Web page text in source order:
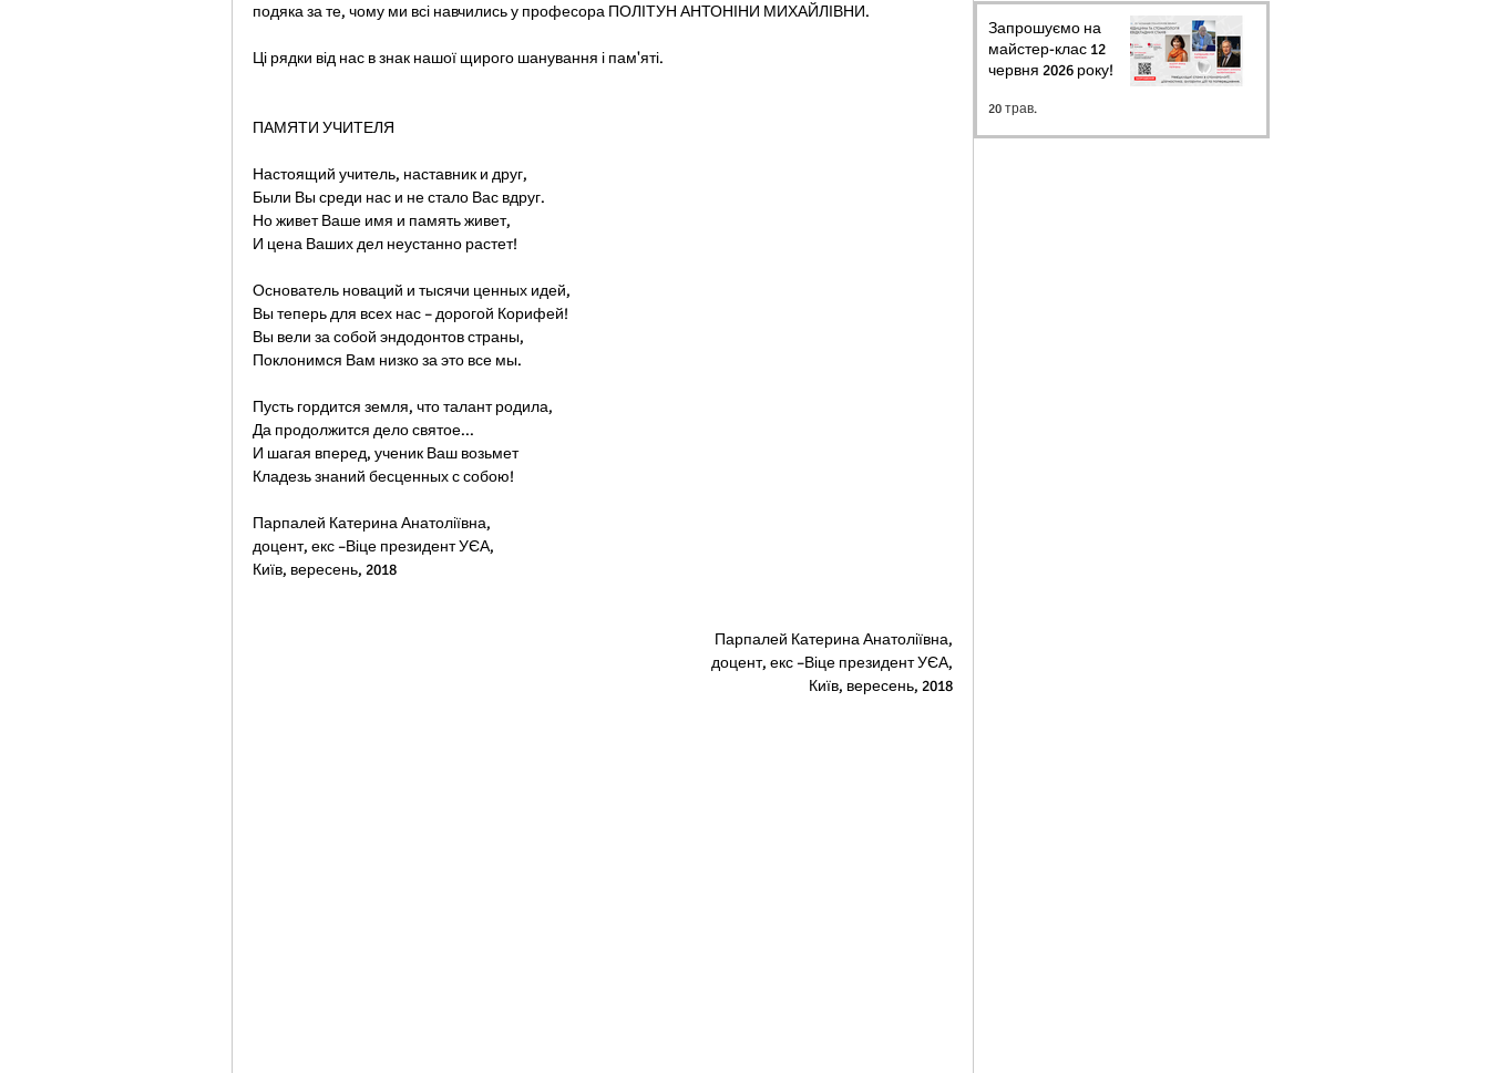
подяка за те, чому ми всі навчились у професора ПОЛІТУН АНТОНІНИ МИХАЙЛІВНИ.
Ці рядки від нас в знак нашої щирого шанування і пам'яті.
ПАМЯТИ УЧИТЕЛЯ
Настоящий учитель, наставник и друг,
Были Вы среди нас и не стало Вас вдруг.
Но живет Ваше имя и память живет,
И цена Ваших дел неустанно растет!
Основатель новаций и тысячи ценных идей,
Вы теперь для всех нас – дорогой Корифей!
Вы вели за собой эндодонтов страны,
Поклонимся Вам низко за это все мы.
Пусть гордится земля, что талант родила,
Да продолжится дело святое...
И шагая вперед, ученик Ваш возьмет
Кладезь знаний бесценных с собою!
Парпалей Катерина Анатоліївна,
доцент, екс –Віце президент УЄА,
Київ, вересень, 2018
Парпалей Катерина Анатоліївна,
доцент, екс –Віце президент УЄА,
Київ, вересень, 2018
Запрошуємо на
майстер-клас 12
червня 2026 року!
20 трав.